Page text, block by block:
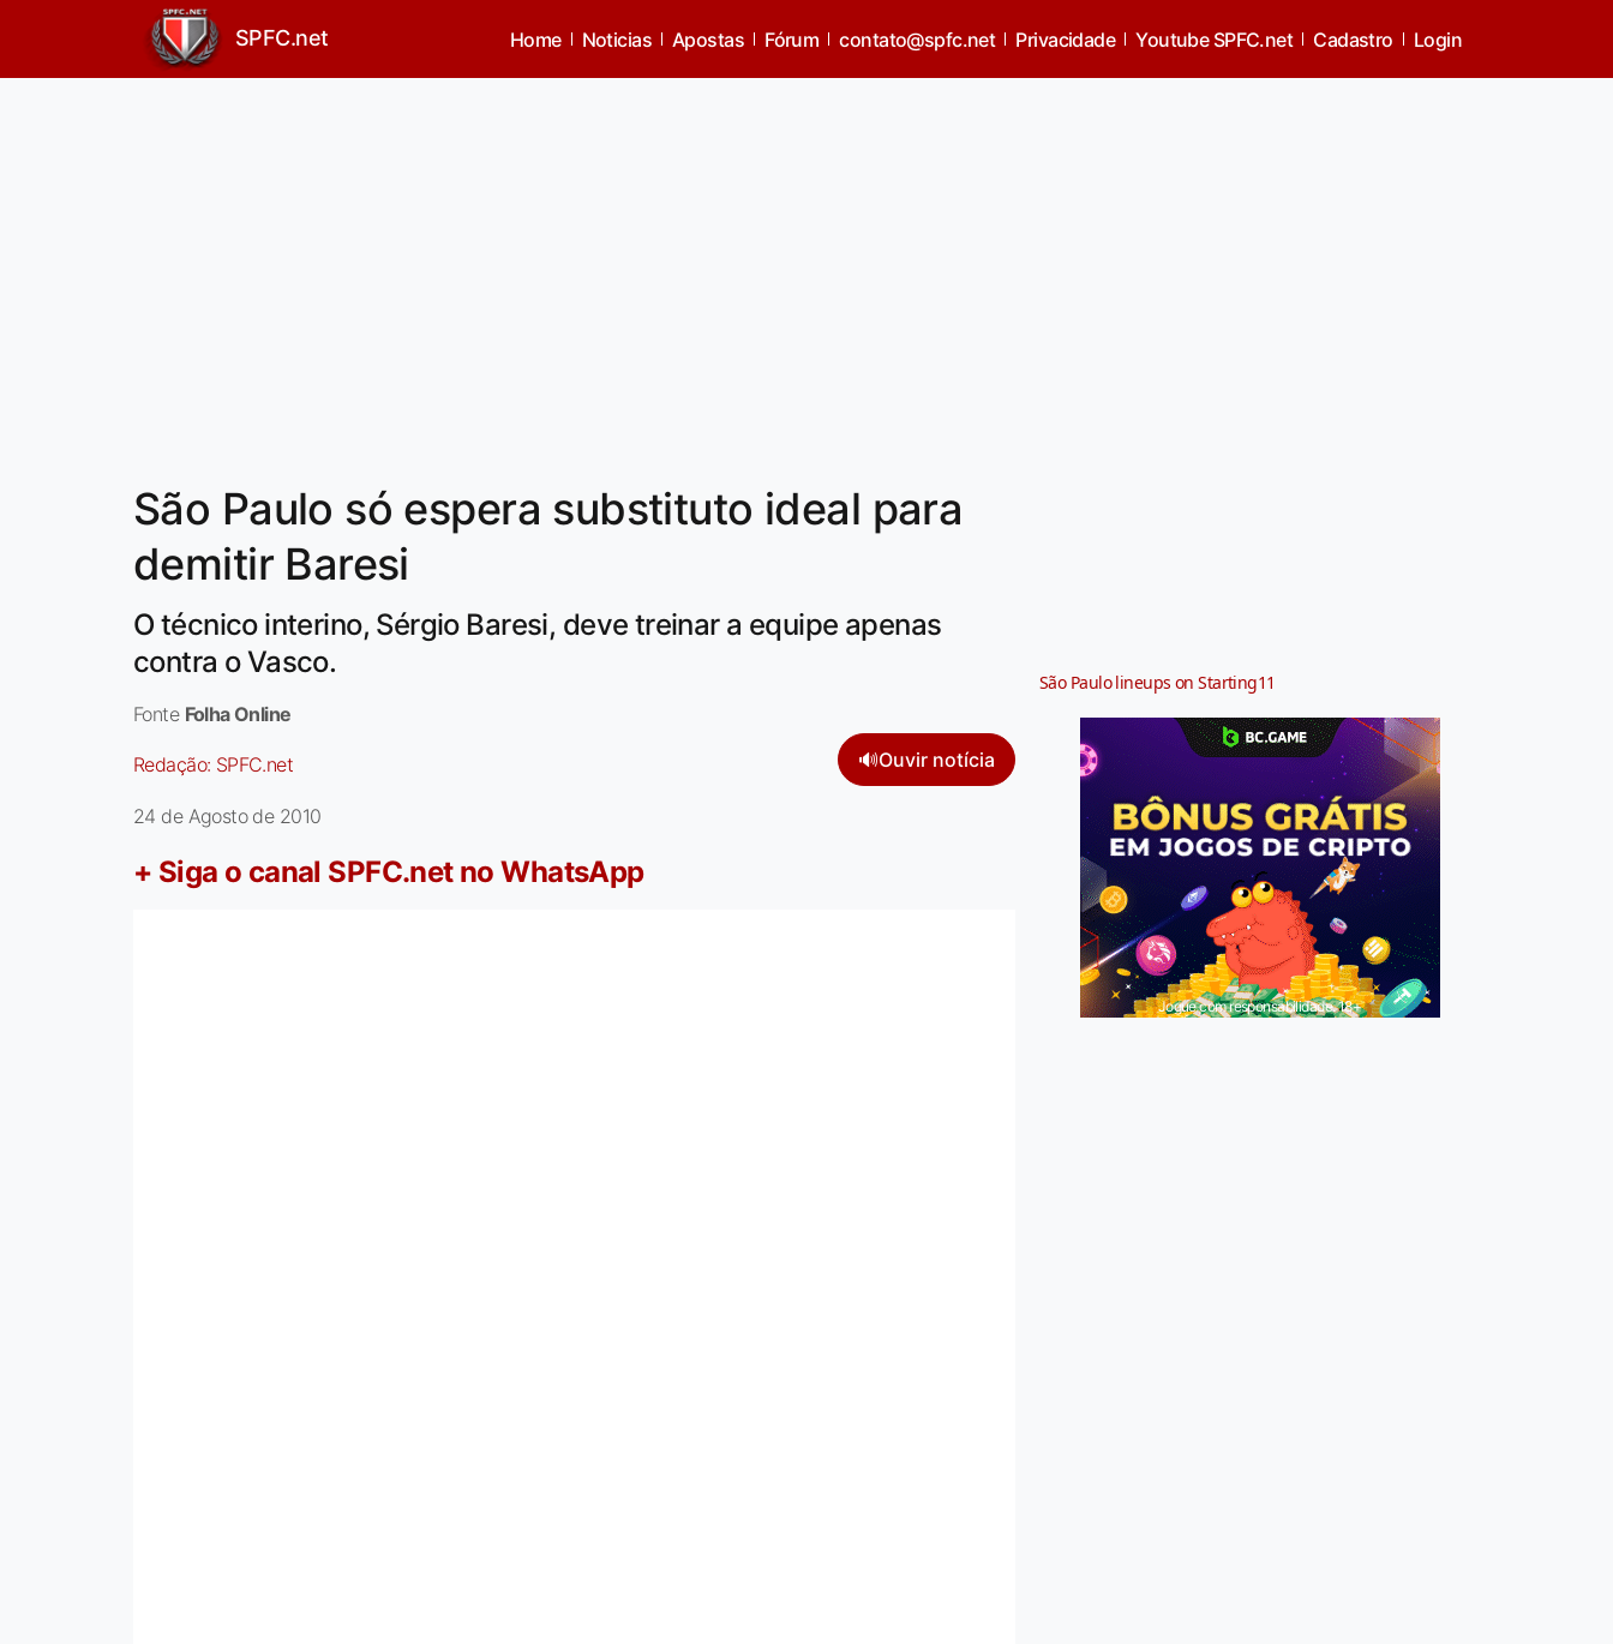
SPFC.net Home Noticias Apostas Fórum contato@spfc.net Privacidade Youtube SPFC.net Cadastro Login
São Paulo só espera substituto ideal para
demitir Baresi
O técnico interino, Sérgio Baresi, deve treinar a equipe apenas
contra o Vasco.
Fonte Folha Online
Redação: SPFC.net 🔊Ouvir notícia
24 de Agosto de 2010
+ Siga o canal SPFC.net no WhatsApp
São Paulo lineups on Starting11
Jogue com responsabilidade. 18+